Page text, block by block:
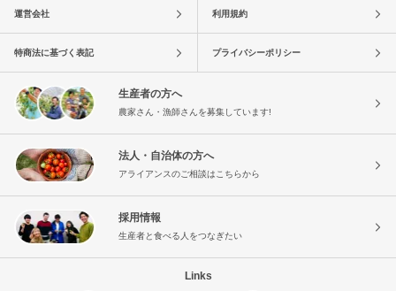
運営会社 利用規約
特商法に基づく表記 プライバシーポリシー
生産者の方へ
農家さん・漁師さんを募集しています!
法人・自治体の方へ
アライアンスのご相談はこちらから
採用情報
生産者と食べる人をつなぎたい
Links